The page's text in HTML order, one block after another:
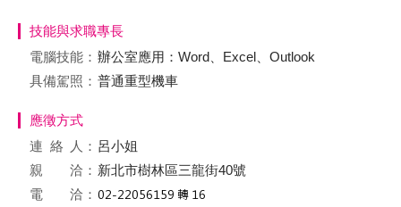
技能與求職專長
電腦技能： 辦公室應用：Word、Excel、Outlook
具備駕照： 普通重型機車
應徵方式
連絡
人： 呂小姐
親 洽： 新北市樹林區三龍街40號
電 洽：